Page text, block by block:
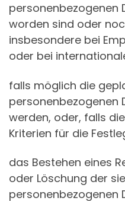
personenbezogenen
worden sind oder
insbesondere bei
oder bei
falls möglich die
personenbezogenen
werden, oder, falls
Kriterien für die
das Bestehen eines
oder Löschung der
personenbezogenen